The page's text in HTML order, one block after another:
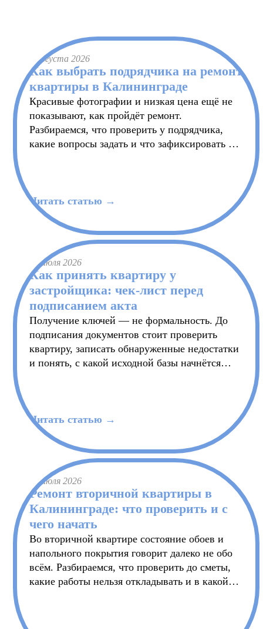
4 августа 2026
Как выбрать подрядчика на ремонт
квартиры в Калининграде
Красивые фотографии и низкая цена ещё не
показывают, как пройдёт ремонт.
Разбираемся, что проверить у подрядчика,
какие вопросы задать и что зафиксировать в
Читать статью →
30 июля 2026
Как принять квартиру у
застройщика: чек-лист перед
подписанием акта
Получение ключей — не формальность. До
подписания документов стоит проверить
квартиру, записать обнаруженные недостатки
и понять, с какой исходной базы начнётся
Читать статью →
25 июля 2026
Ремонт вторичной квартиры в
Калининграде: что проверить и с
чего начать
Во вторичной квартире состояние обоев и
напольного покрытия говорит далеко не обо
всём. Разбираемся, что проверить до сметы,
какие работы нельзя откладывать и в какой